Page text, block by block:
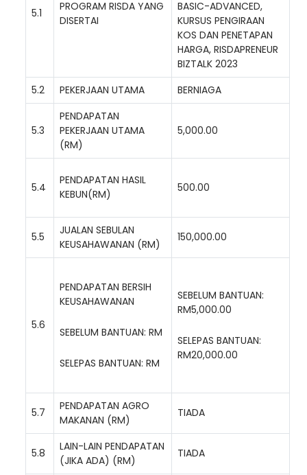
5.1
PROGRAM RISDA YANG
DISERTAI
BASIC-ADVANCED,
KURSUS PENGIRAAN
KOS DAN PENETAPAN
HARGA, RISDAPRENEUR
BIZTALK 2023
5.2
PEKERJAAN UTAMA BERNIAGA
5.3
PENDAPATAN
PEKERJAAN UTAMA
(RM)
5,000.00
5.4
PENDAPATAN HASIL
KEBUN(RM)
500.00
5.5
JUALAN SEBULAN
KEUSAHAWANAN (RM)
150,000.00
5.6
PENDAPATAN BERSIH
KEUSAHAWANAN
SEBELUM BANTUAN: RM
SELEPAS BANTUAN: RM
SEBELUM BANTUAN:
RM5,000.00
SELEPAS BANTUAN:
RM20,000.00
5.7
PENDAPATAN AGRO
MAKANAN (RM)
TIADA
5.8
LAIN-LAIN PENDAPATAN
(JIKA ADA) (RM)
TIADA
Loading AiRIS...